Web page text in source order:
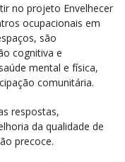
no projeto Envelhecer
ocupacionais em
são
cognitiva e
mental e física,
comunitária.
respostas,
da qualidade de
precoce.